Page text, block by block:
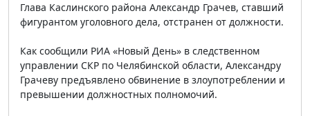
Глава Каслинского района Александр Грачев, ставший
фигурантом уголовного дела, отстранен от должности.
Как сообщили РИА «Новый День» в следственном
управлении СКР по Челябинской области, Александру
Грачеву предъявлено обвинение в злоупотреблении и
превышении должностных полномочий.